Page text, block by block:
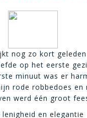
nog zo kort geleden
op het eerste
minuut was er
rode robbedoes en
werd één groot
lenigheid en elegantie